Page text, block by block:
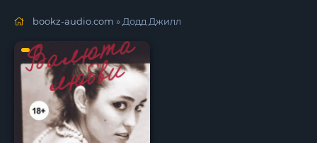
bookz-audio.com » Додд Джилл